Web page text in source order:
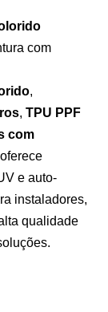
com
,
, TPU PPF
com
e auto-
instaladores,
qualidade